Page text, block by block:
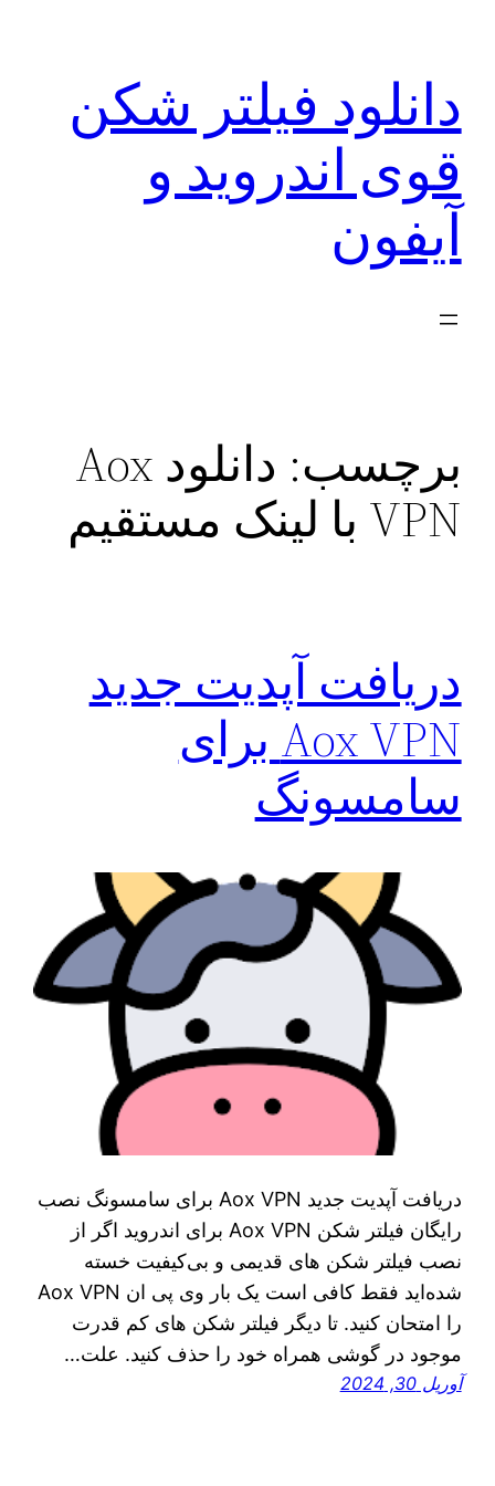
دانلود فیلتر شکن
قوی اندروید و
آیفون
برچسب:
دانلود Aox
VPN با لینک مستقیم
دریافت آپدیت جدید
Aox VPN برای
سامسونگ
دریافت آپدیت جدید Aox VPN برای سامسونگ نصب
رایگان فیلتر شکن Aox VPN برای اندروید اگر از
نصب فیلتر شکن‌ های قدیمی و بی‌کیفیت خسته
شده‌اید فقط کافی است یک بار وی پی ان Aox VPN
را امتحان کنید. تا دیگر فیلتر‌ شکن‌ های کم قدرت
موجود در گوشی همراه خود را حذف کنید. علت…
آوریل 30, 2024